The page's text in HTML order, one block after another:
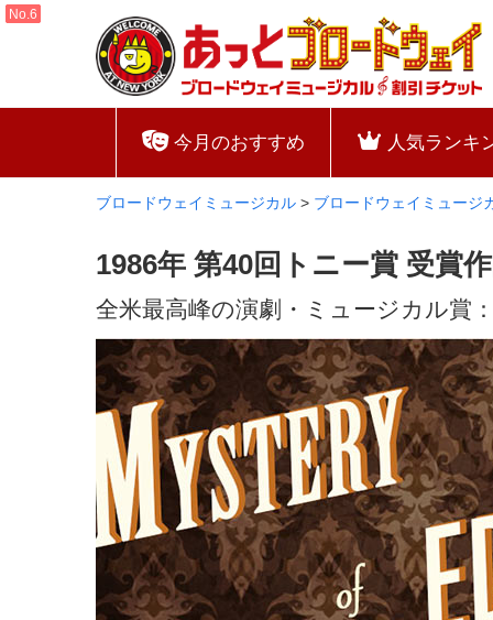
今月のおすすめ 人気ランキ
ブロードウェイミュージカル > ブロードウェイミュージ
1986年 第40回トニー賞 受賞
全米最高峰の演劇・ミュージカル賞